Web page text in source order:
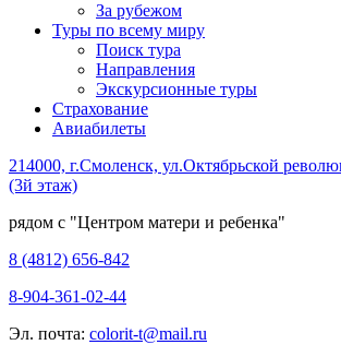
За рубежом
Туры по всему миру
Поиск тура
Направления
Экскурсионные туры
Страхование
Авиабилеты
214000, г.Смоленск, ул.Октябрьской
(3й этаж)
рядом с "Центром матери и ребенка"
8 (4812) 656-842
8-904-361-02-44
Эл. почта: colorit-t@mail.ru